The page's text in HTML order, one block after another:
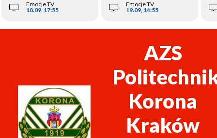
Emocje TV
18.09, 17:55
Emocje TV
19.09, 14:55
AZS
Korona
Kraków